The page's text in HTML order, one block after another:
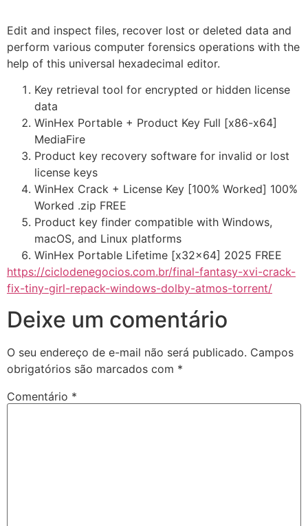
Edit and inspect files, recover lost or deleted data and
perform various computer forensics operations with the
help of this universal hexadecimal editor.
Key retrieval tool for encrypted or hidden license
data
WinHex Portable + Product Key Full [x86-x64]
MediaFire
Product key recovery software for invalid or lost
license keys
WinHex Crack + License Key [100% Worked] 100%
Worked .zip FREE
Product key finder compatible with Windows,
macOS, and Linux platforms
WinHex Portable Lifetime [x32x64] 2025 FREE
https://ciclodenegocios.com.br/final-fantasy-xvi-crack-
fix-tiny-girl-repack-windows-dolby-atmos-torrent/
Deixe um comentário
O seu endereço de e-mail não será publicado. Campos
obrigatórios são marcados com *
Comentário *